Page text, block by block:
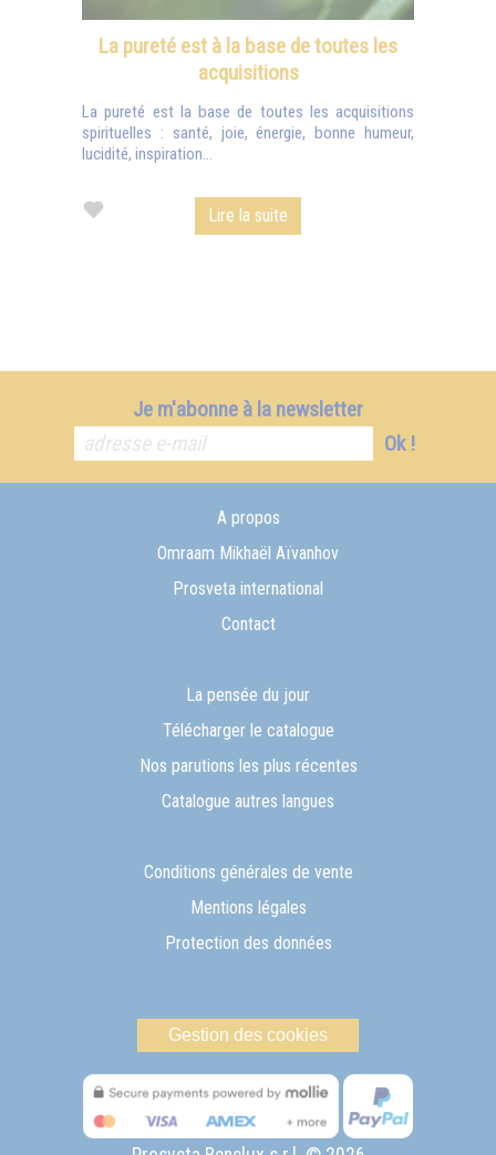
La pureté est à la base de toutes les
acquisitions
La pureté est la base de toutes les acquisitions
spirituelles : santé, joie, énergie, bonne humeur,
lucidité, inspiration...
Lire la suite
Je m'abonne à la newsletter
Ok !
A propos
Omraam Mikhaël Aïvanhov
Prosveta international
Contact
La pensée du jour
Télécharger le catalogue
Nos parutions les plus récentes
Catalogue autres langues
Conditions générales de vente
Mentions légales
Protection des données
Gestion des cookies